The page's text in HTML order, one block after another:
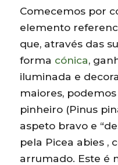
Comecemos por
elemento
que, através das
forma cónica,
iluminada e
maiores,
pinheiro (Pinus
aspeto bravo e
pela Picea abies ,
arrumado. Este é